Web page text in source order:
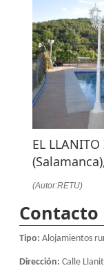
EL
(Autor:RETU)
Contacto
Tipo:Alojamientos
Dirección:Calle